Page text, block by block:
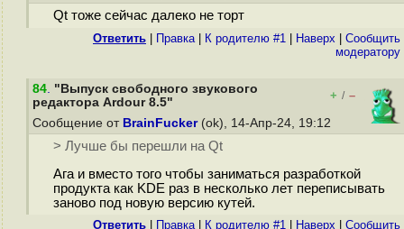
Qt тоже сейчас далеко не торт
Ответить Правка| К родителю #1 Наверх
Cообщить
модератору
84. "Выпуск свободного звукового
редактора Ardour 8.5"
+ / –
Сообщение от BrainFucker(ok), 14-Апр-24, 19:12
> Лучше бы перешли на Qt
Ага и вместо того чтобы заниматься разработкой
продукта как KDE раз в несколько лет переписывать
заново под новую версию кутей.
Ответить Правка| К родителю #1 Наверх
Cообщить